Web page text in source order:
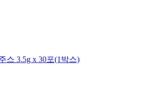
스 3.5g x 30포(1박스)